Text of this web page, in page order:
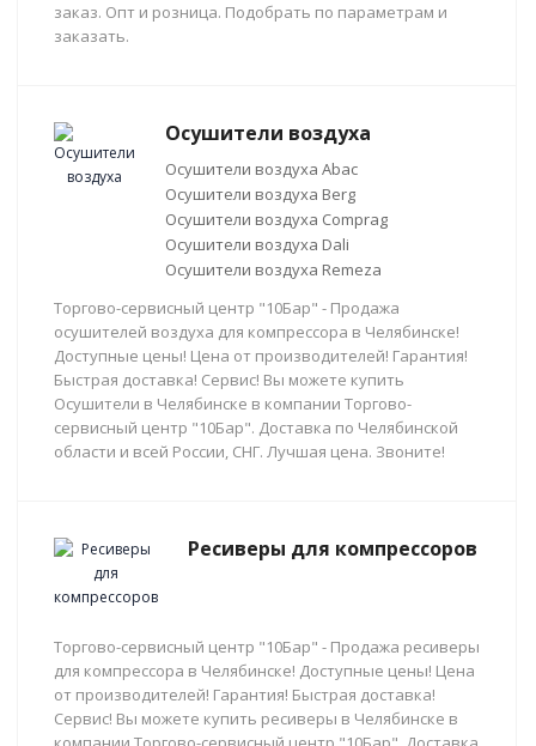
заказ. Опт и розница. Подобрать по параметрам и
заказать.
Осушители воздуха
Осушители воздуха Abac
Осушители воздуха Berg
Осушители воздуха Comprag
Осушители воздуха Dali
Осушители воздуха Remeza
Торгово-сервисный центр "10Бар" - Продажа
осушителей воздуха для компрессора в Челябинске!
Доступные цены! Цена от производителей! Гарантия!
Быстрая доставка! Сервис! Вы можете купить
Осушители в Челябинске в компании Торгово-
сервисный центр "10Бар". Доставка по Челябинской
области и всей России, СНГ. Лучшая цена. Звоните!
Ресиверы для компрессоров
Торгово-сервисный центр "10Бар" - Продажа ресиверы
для компрессора в Челябинске! Доступные цены! Цена
от производителей! Гарантия! Быстрая доставка!
Сервис! Вы можете купить ресиверы в Челябинске в